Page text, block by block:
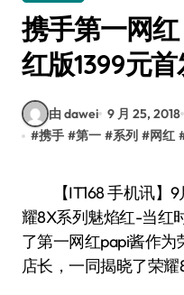
携手第一网
红版1399元
由 dawei 9 月 25, 2018
#携手 #第一 #系列 #网红
【IT168 手机讯】9月25日，荣耀在北京举办“荣
耀8X系列魅焰红-当红
了第一网红papi酱作
店长，一同揭晓了荣耀